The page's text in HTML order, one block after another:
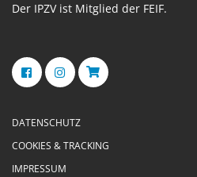
Der IPZV ist Mitglied der FEIF.
DATENSCHUTZ
COOKIES & TRACKING
IMPRESSUM